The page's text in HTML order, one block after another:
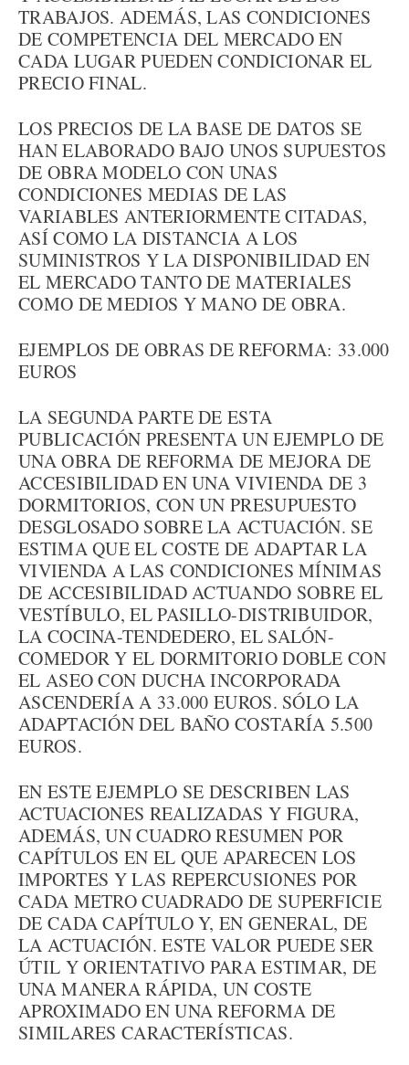
TRABAJOS. ADEMÁS, LAS CONDICIONES
DE COMPETENCIA DEL MERCADO EN
CADA LUGAR PUEDEN CONDICIONAR EL
PRECIO FINAL.
LOS PRECIOS DE LA BASE DE DATOS SE
HAN ELABORADO BAJO UNOS SUPUESTOS
DE OBRA MODELO CON UNAS
CONDICIONES MEDIAS DE LAS
VARIABLES ANTERIORMENTE CITADAS,
ASÍ COMO LA DISTANCIA A LOS
SUMINISTROS Y LA DISPONIBILIDAD EN
EL MERCADO TANTO DE MATERIALES
COMO DE MEDIOS Y MANO DE OBRA.
EJEMPLOS DE OBRAS DE REFORMA: 33.000
EUROS
LA SEGUNDA PARTE DE ESTA
PUBLICACIÓN PRESENTA UN EJEMPLO DE
UNA OBRA DE REFORMA DE MEJORA DE
ACCESIBILIDAD EN UNA VIVIENDA DE 3
DORMITORIOS, CON UN PRESUPUESTO
DESGLOSADO SOBRE LA ACTUACIÓN. SE
ESTIMA QUE EL COSTE DE ADAPTAR LA
VIVIENDA A LAS CONDICIONES MÍNIMAS
DE ACCESIBILIDAD ACTUANDO SOBRE EL
VESTÍBULO, EL PASILLO-DISTRIBUIDOR,
LA COCINA-TENDEDERO, EL SALÓN-
COMEDOR Y EL DORMITORIO DOBLE CON
EL ASEO CON DUCHA INCORPORADA
ASCENDERÍA A 33.000 EUROS. SÓLO LA
ADAPTACIÓN DEL BAÑO COSTARÍA 5.500
EUROS.
EN ESTE EJEMPLO SE DESCRIBEN LAS
ACTUACIONES REALIZADAS Y FIGURA,
ADEMÁS, UN CUADRO RESUMEN POR
CAPÍTULOS EN EL QUE APARECEN LOS
IMPORTES Y LAS REPERCUSIONES POR
CADA METRO CUADRADO DE SUPERFICIE
DE CADA CAPÍTULO Y, EN GENERAL, DE
LA ACTUACIÓN. ESTE VALOR PUEDE SER
ÚTIL Y ORIENTATIVO PARA ESTIMAR, DE
UNA MANERA RÁPIDA, UN COSTE
APROXIMADO EN UNA REFORMA DE
SIMILARES CARACTERÍSTICAS.